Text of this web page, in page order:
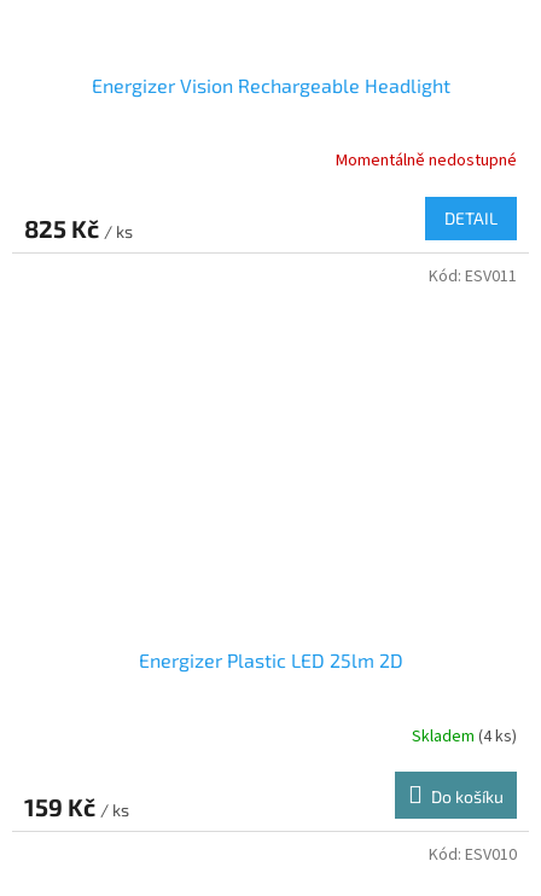
Energizer Vision Rechargeable Headlight
Momentálně nedostupné
825 Kč / ks
DETAIL
Energizer Plastic LED 25lm 2D
Skladem (4 ks)
159 Kč / ks
Do košíku
Kód: ESV011
Kód: ESV010